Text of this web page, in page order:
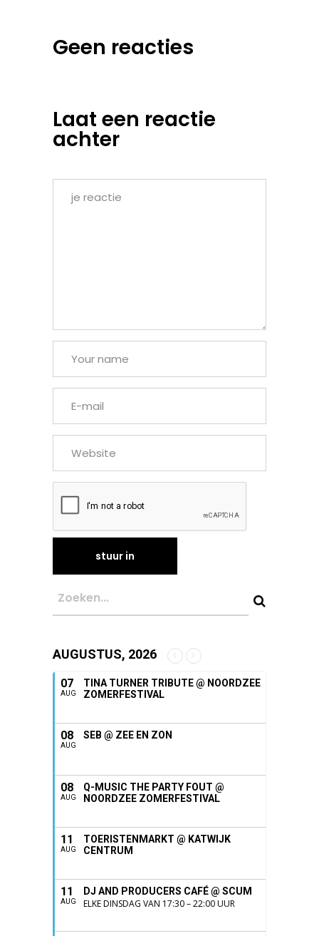
Geen reacties
Laat een reactie
achter
AUGUSTUS, 2026
07
AUG
TINA TURNER TRIBUTE @ NOORDZEE
ZOMERFESTIVAL
08
AUG
SEB @ ZEE EN ZON
08
AUG
Q-MUSIC THE PARTY FOUT @
NOORDZEE ZOMERFESTIVAL
11
AUG
TOERISTENMARKT @ KATWIJK
CENTRUM
11
AUG
DJ AND PRODUCERS CAFÉ @ SCUM
ELKE DINSDAG VAN 17:30 – 22:00 UUR